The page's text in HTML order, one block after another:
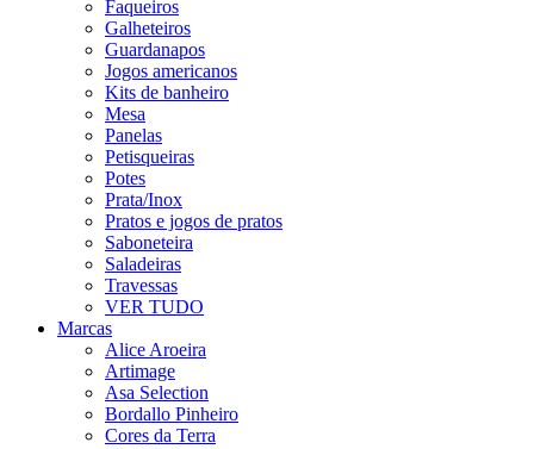
Faqueiros
Galheteiros
Guardanapos
Jogos americanos
Kits de banheiro
Mesa
Panelas
Petisqueiras
Potes
Prata/Inox
Pratos e jogos de pratos
Saboneteira
Saladeiras
Travessas
VER TUDO
Marcas
Alice Aroeira
Artimage
Asa Selection
Bordallo Pinheiro
Cores da Terra